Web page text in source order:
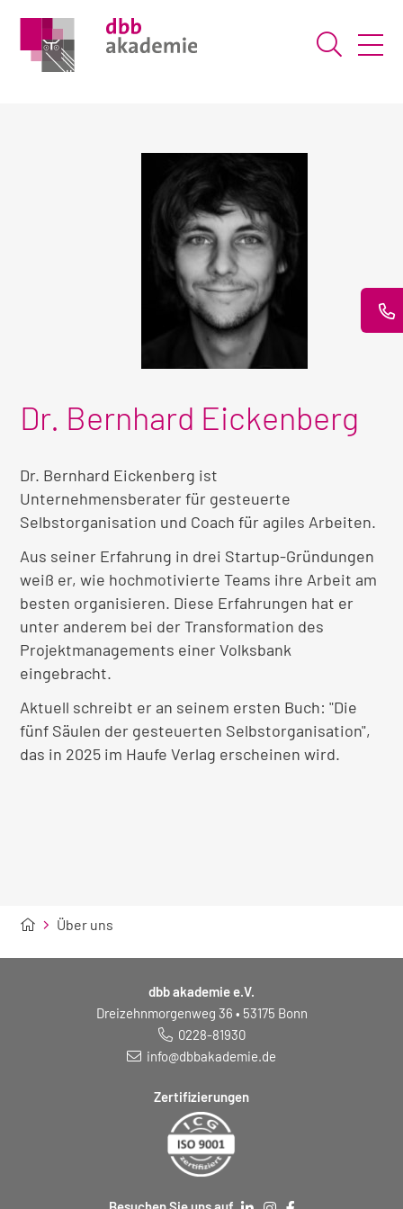
Suche
Dr. Bernhard Eickenberg
Dr. Bernhard Eickenberg ist
Unternehmensberater für gesteuerte
Selbstorganisation und Coach für agiles Arbeiten.
Aus seiner Erfahrung in drei Startup-Gründungen
weiß er, wie hochmotivierte Teams ihre Arbeit am
besten organisieren. Diese Erfahrungen hat er
unter anderem bei der Transformation des
Projektmanagements einer Volksbank
eingebracht.
Aktuell schreibt er an seinem ersten Buch: "Die
fünf Säulen der gesteuerten Selbstorganisation",
das in 2025 im Haufe Verlag erscheinen wird.
Über uns
dbb akademie e.V.
Dreizehnmorgenweg 36 • 53175 Bonn
0228-81930
info@dbbakademie.de
Zertifizierungen